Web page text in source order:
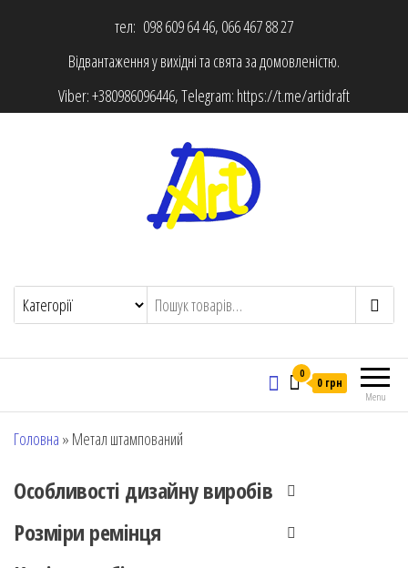
тел: 098 609 64 46, 066 467 88 27
Відвантаження у вихідні та свята за домовленістю.
Viber:+380986096446, Telegram: https://t.me/artidraft
Menu
0
0 грн
Головна » Метал штампований
Особливості дизайну виробів
Розміри ремінця